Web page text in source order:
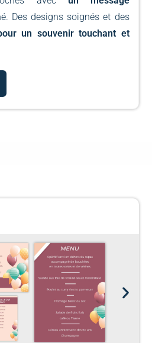
Des designs soignés et des
un souvenir touchant et